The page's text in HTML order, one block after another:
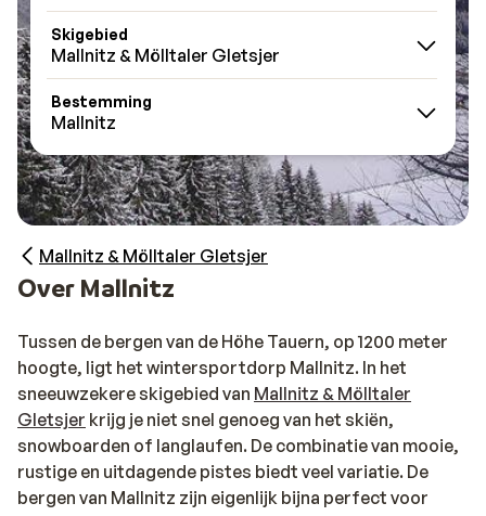
Skigebied
Mallnitz & Mölltaler Gletsjer
Bestemming
Mallnitz
Mallnitz & Mölltaler Gletsjer
Over Mallnitz
Tussen de bergen van de Höhe Tauern, op 1200 meter
hoogte, ligt het wintersportdorp Mallnitz. In het
sneeuwzekere skigebied van Mallnitz & Mölltaler
Gletsjer krijg je niet snel genoeg van het skiën,
snowboarden of langlaufen. De combinatie van mooie,
rustige en uitdagende pistes biedt veel variatie. De
bergen van Mallnitz zijn eigenlijk bijna perfect voor